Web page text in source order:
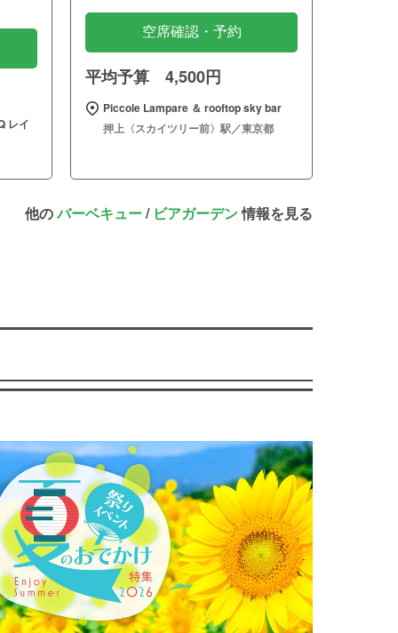
レイ
空席確認・予約
平均予算 4,500円
Piccole Lampare ＆ rooftop sky bar
押上〈スカイツリー前〉駅／東京都
他のバーベキュー/ ビアガーデン情報を見る